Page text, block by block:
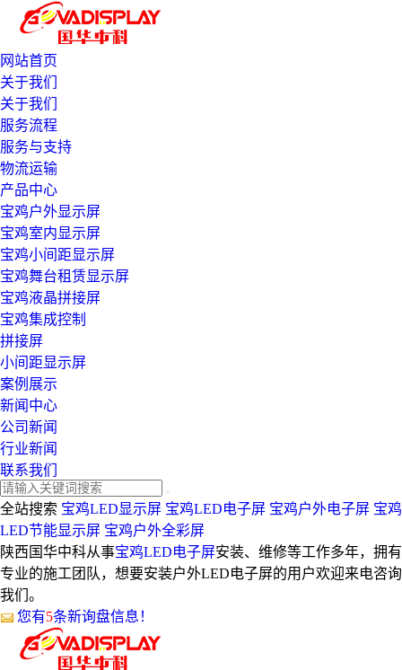
网站首页
关于我们
关于我们
服务流程
服务与支持
物流运输
产品中心
宝鸡户外显示屏
宝鸡室内显示屏
宝鸡小间距显示屏
宝鸡舞台租赁显示屏
宝鸡液晶拼接屏
宝鸡集成控制
拼接屏
小间距显示屏
案例展示
新闻中心
公司新闻
行业新闻
联系我们
全站搜索 宝鸡LED显示屏 宝鸡LED电子屏 宝鸡户外电子屏 宝鸡
LED节能显示屏 宝鸡户外全彩屏
陕西国华中科从事宝鸡LED电子屏安装、维修等工作多年，拥有
专业的施工团队，想要安装户外LED电子屏的用户欢迎来电咨询
我们。
您有5条新询盘信息！